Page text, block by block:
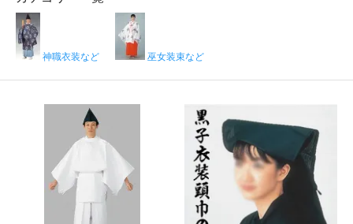
神職衣装など 巫女装束など